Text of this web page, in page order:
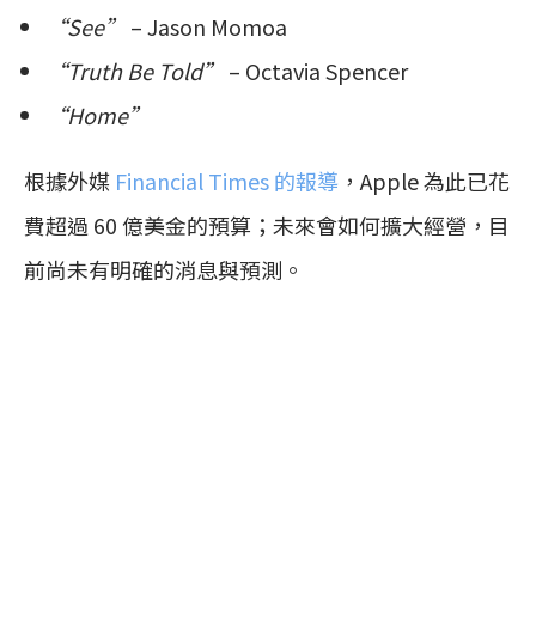
“See” – Jason Momoa
“Truth Be Told” – Octavia Spencer
“Home”
根據外媒 Financial Times 的報導 ，Apple 為此已花
費超過 60 億美金的預算；未來會如何擴大經營，目
前尚未有明確的消息與預測。